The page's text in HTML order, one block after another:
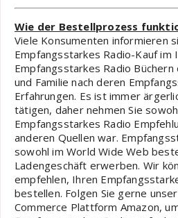
Wie der Bestellprozess
Viele Konsumenten informieren
Empfangsstarkes Radio-Kauf im
Empfangsstarkes Radio
und Familie nach deren
Erfahrungen. Es ist immer
tätigen, daher nehmen Sie
Empfangsstarkes Radio
anderen Quellen war.
sowohl im World Wide Web
Ladengeschäft erwerben. Wir
empfehlen, Ihren
bestellen. Folgen Sie gerne
Commerce Plattform Amazon,